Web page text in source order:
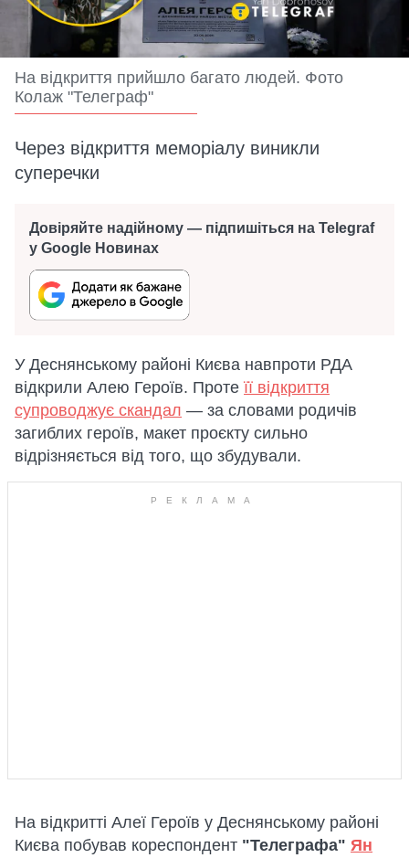
На відкриття прийшло багато людей. Фото
Колаж "Телеграф"
Через відкриття меморіалу виникли
суперечки
Довіряйте надійному — підпишіться на Telegraf
у Google Новинах
У Деснянському районі Києва навпроти РДА
відкрили Алею Героїв. Проте її відкриття
супроводжує скандал — за словами родичів
загиблих героїв, макет проєкту сильно
відрізняється від того, що збудували.
На відкритті Алеї Героїв у Деснянському районі
Києва побував кореспондент "Телеграфа" Ян